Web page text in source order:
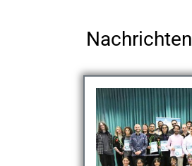
Nachrichten